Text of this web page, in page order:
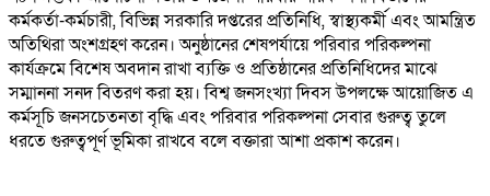
কর্মকর্তা-কর্মচারী, বিভিন্ন সরকারি দপ্তরের প্রতিনিধি, স্বাস্থ্যকর্মী এবং আমন্ত্রিত
অতিথিরা অংশগ্রহণ করেন। অনুষ্ঠানের শেষপর্যায়ে পরিবার পরিকল্পনা
কার্যক্রমে বিশেষ অবদান রাখা ব্যক্তি ও প্রতিষ্ঠানের প্রতিনিধিদের মাঝে
সম্মাননা সনদ বিতরণ করা হয়। বিশ্ব জনসংখ্যা দিবস উপলক্ষে আয়োজিত এ
কর্মসূচি জনসচেতনতা বৃদ্ধি এবং পরিবার পরিকল্পনা সেবার গুরুত্ব তুলে
ধরতে গুরুত্বপূর্ণ ভূমিকা রাখবে বলে বক্তারা আশা প্রকাশ করেন।